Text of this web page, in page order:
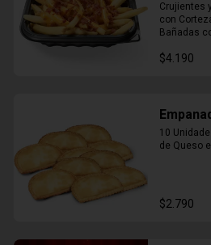
Crujientes
con
Bañadas
$4.190
10
de Queso
$2.790